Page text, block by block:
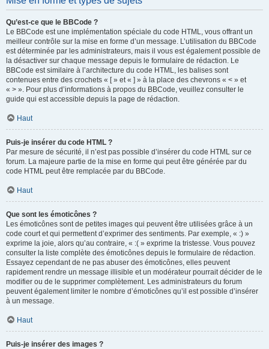
Qu’est-ce que le BBCode ?
Le BBCode est une implémentation spéciale du code HTML, vous offrant un
meilleur contrôle sur la mise en forme d’un message. L’utilisation du BBCode
est déterminée par les administrateurs, mais il vous est également possible de
la désactiver sur chaque message depuis le formulaire de rédaction. Le
BBCode est similaire à l’architecture du code HTML, les balises sont
contenues entre des crochets « [ » et « ] » à la place des chevrons « < » et
« > ». Pour plus d’informations à propos du BBCode, veuillez consulter le
guide qui est accessible depuis la page de rédaction.
Haut
Puis-je insérer du code HTML ?
Par mesure de sécurité, il n’est pas possible d’insérer du code HTML sur ce
forum. La majeure partie de la mise en forme qui peut être générée par du
code HTML peut être remplacée par du BBCode.
Haut
Que sont les émoticônes ?
Les émoticônes sont de petites images qui peuvent être utilisées grâce à un
code court et qui permettent d’exprimer des sentiments. Par exemple, « :) »
exprime la joie, alors qu’au contraire, « :( » exprime la tristesse. Vous pouvez
consulter la liste complète des émoticônes depuis le formulaire de rédaction.
Essayez cependant de ne pas abuser des émoticônes, elles peuvent
rapidement rendre un message illisible et un modérateur pourrait décider de le
modifier ou de le supprimer complètement. Les administrateurs du forum
peuvent également limiter le nombre d’émoticônes qu’il est possible d’insérer
à un message.
Haut
Puis-je insérer des images ?